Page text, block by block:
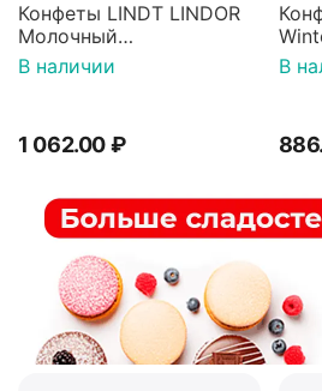
Конфеты LINDT LINDOR
Молочный
200г(Испания)
В наличии
1 062.00₽
В